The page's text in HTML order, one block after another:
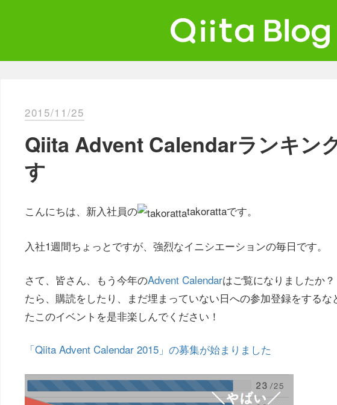
2015/11/25
Qiita Advent Calendarランキン
す
こんにちは、新入社員の takorattaです。
入社1週間ちょっとですが、強烈なイニシエーションの毎日です。
さて、皆さん、もう今年のAdvent Calendarはご覧になりましたか
たら、購読をしたり、まだ埋まっていない日への参加登録をする
たこのイベントを是非楽しんでください！
「Qiita Advent Calendar 2015」の募集が始まりました